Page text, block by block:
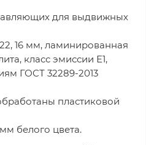
для выдвижных
16 мм, ламинированная
класс эмиссии Е1,
ГОСТ 32289-2013
пластиковой
белого цвета.